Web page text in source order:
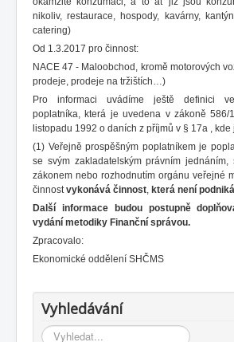
nikoliv, restaurace, hospody, kavárny,
catering)
Od 1.3.2017 pro činnost:
NACE 47 - Maloobchod, kromě motorových
prodeje, prodeje na tržištích…)
Pro informaci uvádíme ještě definici
poplatníka, která je uvedena v zákoně
listopadu 1992 o daních z příjmů v § 17a ,
(1) Veřejně prospěšným poplatníkem je
se svým zakladatelským právním jednáním,
zákonem nebo rozhodnutím orgánu veřejné
činnostvykonává činnost, která není
Další informace budou postupně
vydání metodiky Finanční správou.
Zpracovalo:
Ekonomické oddělení SHČMS
Vyhledávání
Vyhledávání...